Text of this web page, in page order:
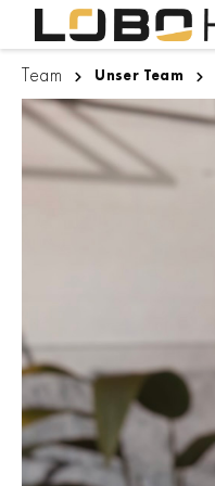
Team
Unser Team